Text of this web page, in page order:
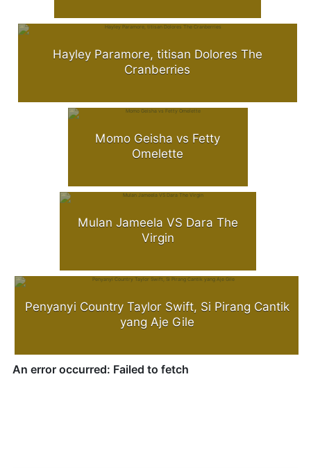
Hayley Paramore, titisan Dolores The
Cranberries
Momo Geisha vs Fetty
Omelette
Mulan Jameela VS Dara The
Virgin
Penyanyi Country Taylor Swift, Si Pirang Cantik
yang Aje Gile